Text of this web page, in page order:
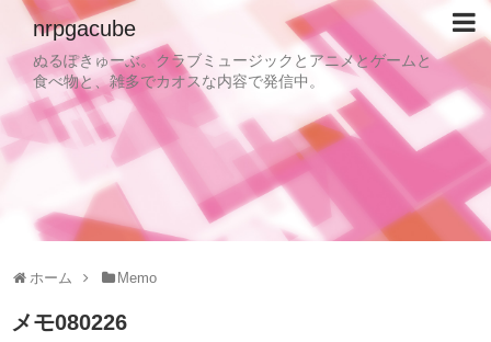
nrpgacube
ぬるぽきゅーぶ。クラブミュージックとアニメとゲームと
食べ物と、雑多でカオスな内容で発信中。
ホーム Memo
メモ080226